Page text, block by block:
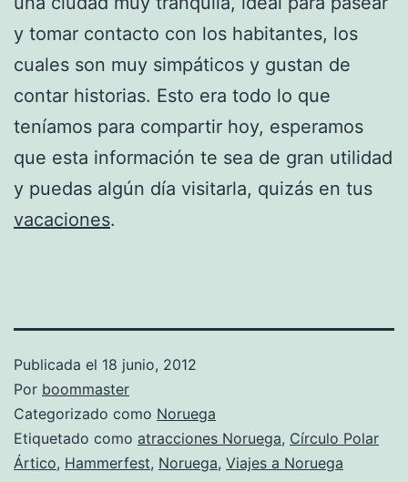
y tomar contacto con los habitantes, los
cuales son muy simpáticos y gustan de
contar historias. Esto era todo lo que
teníamos para compartir hoy, esperamos
que esta información te sea de gran utilidad
y puedas algún día visitarla, quizás en tus
vacaciones.
Publicada el 18 junio, 2012
Por boommaster
Categorizado como Noruega
Etiquetado como atracciones Noruega, Círculo Polar
Ártico, Hammerfest, Noruega, Viajes a Noruega